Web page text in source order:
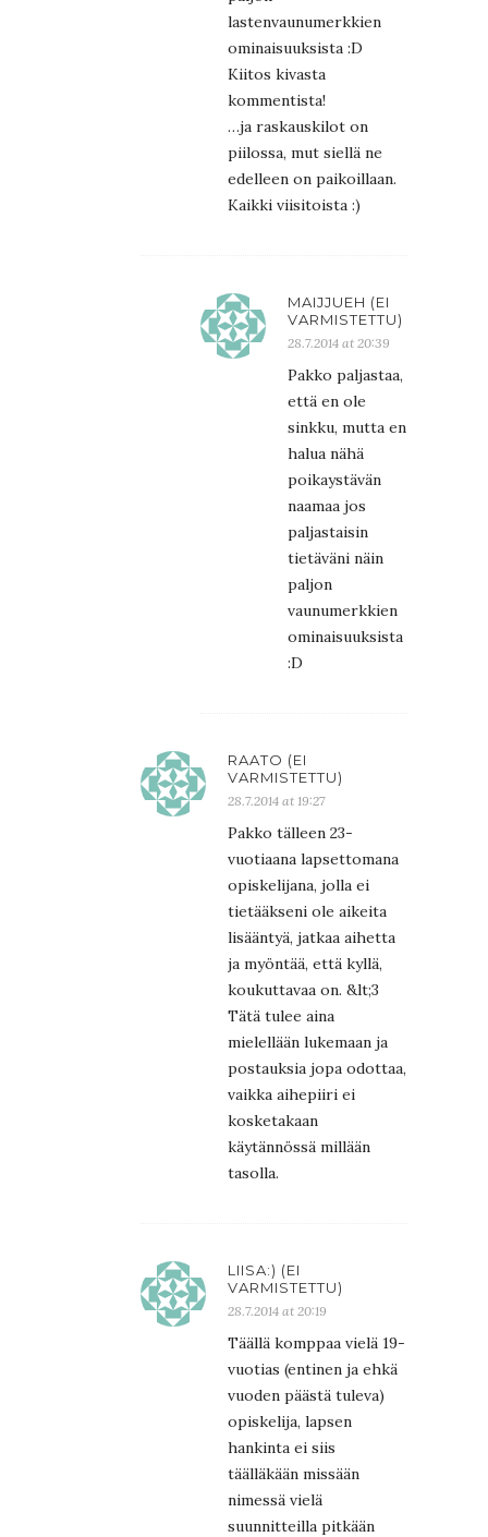
lastenvaunumerkkien
ominaisuuksista :D
Kiitos kivasta
kommentista!
…ja raskauskilot on
piilossa, mut siellä ne
edelleen on paikoillaan.
Kaikki viisitoista :)
MAIJJUEH (EI
VARMISTETTU)
28.7.2014 at 20:39
Pakko paljastaa,
että en ole
sinkku, mutta en
halua nähä
poikaystävän
naamaa jos
paljastaisin
tietäväni näin
paljon
vaunumerkkien
ominaisuuksista
:D
RAATO (EI
VARMISTETTU)
28.7.2014 at 19:27
Pakko tälleen 23-
vuotiaana lapsettomana
opiskelijana, jolla ei
tietääkseni ole aikeita
lisääntyä, jatkaa aihetta
ja myöntää, että kyllä,
koukuttavaa on. &lt;3
Tätä tulee aina
mielellään lukemaan ja
postauksia jopa odottaa,
vaikka aihepiiri ei
kosketakaan
käytännössä millään
tasolla.
LIISA:) (EI
VARMISTETTU)
28.7.2014 at 20:19
Täällä komppaa vielä 19-
vuotias (entinen ja ehkä
vuoden päästä tuleva)
opiskelija, lapsen
hankinta ei siis
täälläkään missään
nimessä vielä
suunnitteilla pitkään